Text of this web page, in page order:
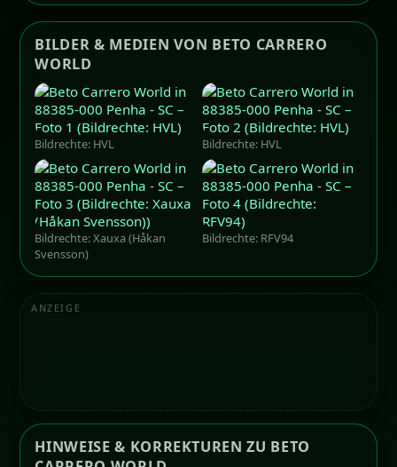
BILDER & MEDIEN VON BETO CARRERO
WORLD
Bildrechte: HVL Bildrechte: HVL
Bildrechte: Xauxa (Håkan
Svensson)
Bildrechte: RFV94
ANZEIGE
HINWEISE & KORREKTUREN ZU BETO